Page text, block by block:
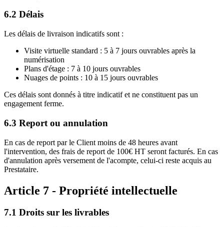
6.2 Délais
Les délais de livraison indicatifs sont :
Visite virtuelle standard : 5 à 7 jours ouvrables après la
numérisation
Plans d'étage : 7 à 10 jours ouvrables
Nuages de points : 10 à 15 jours ouvrables
Ces délais sont donnés à titre indicatif et ne constituent pas un
engagement ferme.
6.3 Report ou annulation
En cas de report par le Client moins de 48 heures avant
l'intervention, des frais de report de 100€ HT seront facturés. En cas
d'annulation après versement de l'acompte, celui-ci reste acquis au
Prestataire.
Article 7 - Propriété intellectuelle
7.1 Droits sur les livrables